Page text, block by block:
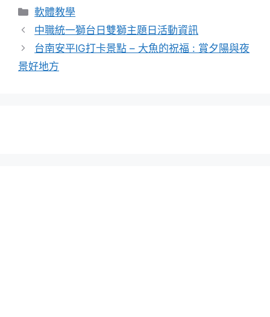
分
類
軟體教學
中職統一獅台日雙獅主題日活動資訊
台南安平IG打卡景點 – 大魚的祝福 : 賞夕陽與夜
景好地方